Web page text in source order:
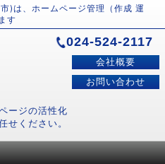
)は、ホームページ管理（作成 運
す
ージの活性化
せください。
024-524-2117
会社概要
お問い合わせ